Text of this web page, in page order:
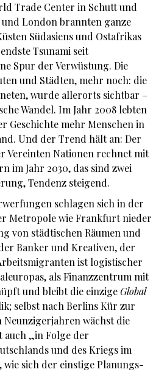
Trade Center in Schutt und
London brannten ganze
Südasiens und Ostafrikas
Tsunami seit
Spur der Verwüstung. Die
und Städten, mehr noch: die
wurde allerorts sichtbar –
Wandel. Im Jahr 2008 lebten
Geschichte mehr Menschen in
Und der Trend hält an: Der
Vereinten Nationen rechnet mit
im Jahr 2030, das sind zwei
Tendenz steigend.
schlagen sich in der
Metropole wie Frankfurt nieder
von städtischen Räumen und
Banker und Kreativen, der
ist logistischer
als Finanzzentrum mit
und bleibt die einzigeGlobal
selbst nach Berlins Kür zur
Neunzigerjahren wächst die
auch „in Folge der
und des Kriegs im
wie sich der einstige Planungs-